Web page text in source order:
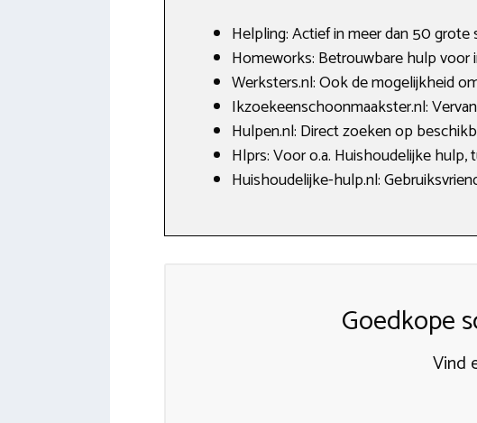
Helpling: Actief in meer dan 50 grote
Homeworks: Betrouwbare hulp voor
Werksters.nl: Ook de mogelijkheid
Ikzoekeenschoonmaakster.nl:
Hulpen.nl: Direct zoeken op
Hlprs: Voor o.a. Huishoudelijke
Huishoudelijke-hulp.nl:
Goedkope
Vind